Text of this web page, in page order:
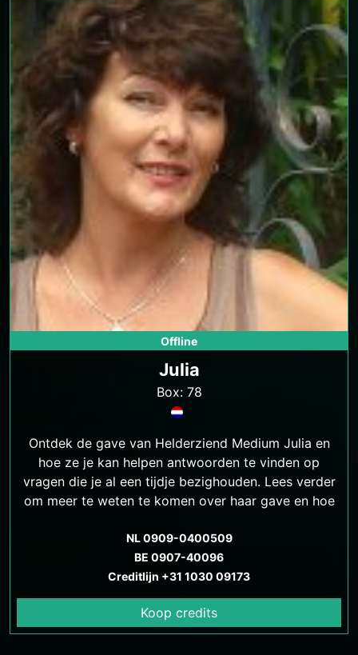
Offline
Julia
Box: 78
Ontdek de gave van Helderziend Medium Julia en
hoe ze je kan helpen antwoorden te vinden op
vragen die je al een tijdje bezighouden. Lees verder
om meer te weten te komen over haar gave en hoe
NL 0909-0400509
BE 0907-40096
Creditlijn +31 1030 09173
Koop credits